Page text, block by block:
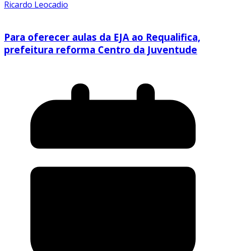
Ricardo Leocadio
Para oferecer aulas da EJA ao Requalifica,
prefeitura reforma Centro da Juventude